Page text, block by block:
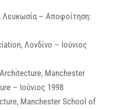
Λευκωσία – Αποφοίτηση:
Λονδίνο – Ιούνιος
Manchester
– Ιούνιος 1998
Manchester School of